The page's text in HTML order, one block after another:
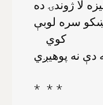
لا ژوندۍ ده
سره لوبې
كوي
* * *